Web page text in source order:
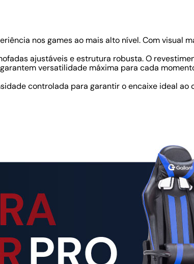
nos games ao mais alto nível. Com visual
ajustáveis e estrutura robusta. O
versatilidade máxima para cada
controlada para garantir o encaixe ideal ao